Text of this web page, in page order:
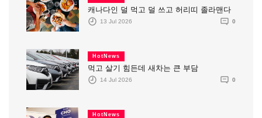
캐나다인 덜 먹고 덜 쓰고 허리띠 졸라맨다
13 Jul 2026 0
HotNews
먹고 살기 힘든데 새차는 큰 부담
14 Jul 2026 0
HotNews